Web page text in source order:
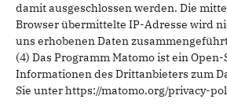
damit ausgeschlossen werden. Die
Browser übermittelte IP-Adresse wird
uns erhobenen Daten
(4) Das Programm Matomo ist ein
Informationen des Drittanbieters zum
Sie unter https://matomo.org/privacy-